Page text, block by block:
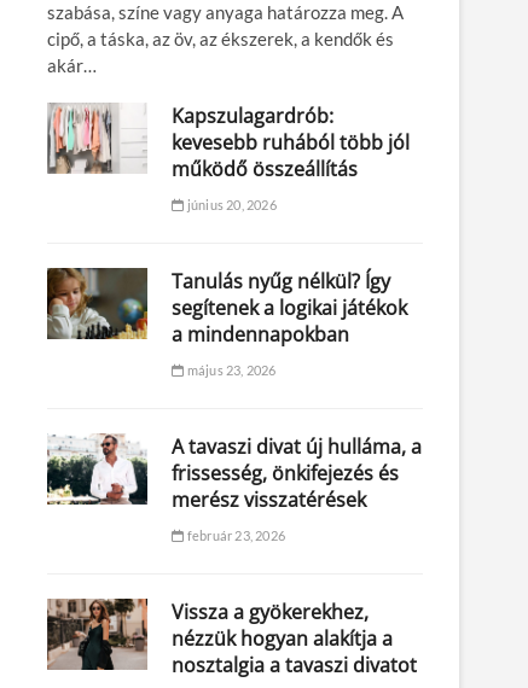
szabása, színe vagy anyaga határozza meg. A
cipő, a táska, az öv, az ékszerek, a kendők és
akár…
Kapszulagardrób:
kevesebb ruhából több jól
működő összeállítás
június 20, 2026
Tanulás nyűg nélkül? Így
segítenek a logikai játékok
a mindennapokban
május 23, 2026
A tavaszi divat új hulláma, a
frissesség, önkifejezés és
merész visszatérések
február 23, 2026
Vissza a gyökerekhez,
nézzük hogyan alakítja a
nosztalgia a tavaszi divatot